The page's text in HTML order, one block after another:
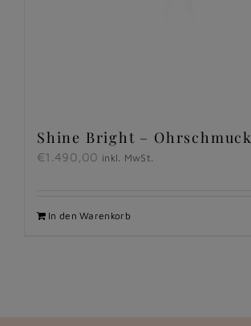
Shine Bright – Ohrschmuck
€1.490,00 inkl. MwSt.
In den Warenkorb